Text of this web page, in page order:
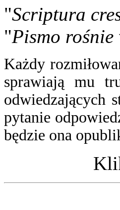
"Scriptura
"Pismo rośnie
Każdy
sprawiają mu
odwiedzających
pytanie
będzie ona